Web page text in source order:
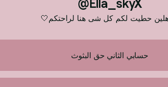
حسابي الثاني حق البثوث